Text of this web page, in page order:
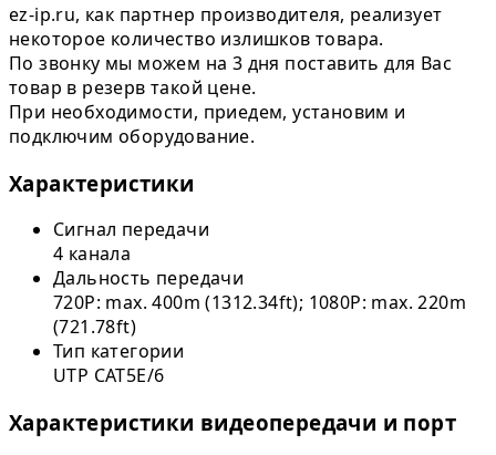
ez-ip.ru, как партнер производителя, реализует
некоторое количество излишков товара.
По звонку мы можем на 3 дня поставить для Вас
товар в резерв такой цене.
При необходимости, приедем, установим и
подключим оборудование.
Характеристики
Сигнал передачи
4 канала
Дальность передачи
720P: max. 400m (1312.34ft); 1080P: max. 220m
(721.78ft)
Тип категории
UTP CAT5E/6
Характеристики видеопередачи и порт